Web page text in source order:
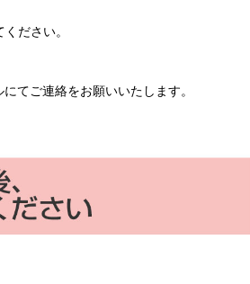
ださい。
てご連絡をお願いいたします。